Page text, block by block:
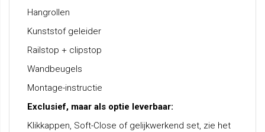
Hangrollen
Kunststof geleider
Railstop + clipstop
Wandbeugels
Montage-instructie
Exclusief, maar als optie leverbaar:
Klikkappen, Soft-Close of gelijkwerkend set, zie het